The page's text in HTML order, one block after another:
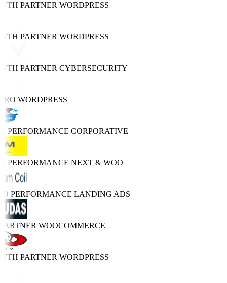
PARTNERWORDPRESS
PARTNERWORDPRESS
PARTNERCYBERSECURITY
WORDPRESS
PERFORMANCECORPORATIVE
PERFORMANCENEXT & WOO
PERFORMANCELANDING ADS
WOOCOMMERCE
PARTNERWORDPRESS